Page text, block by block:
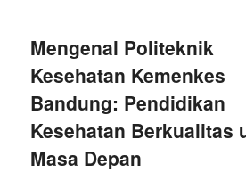
Mengenal Politeknik
Kesehatan Kemenkes
Bandung: Pendidikan
Kesehatan Berkualitas
Masa Depan